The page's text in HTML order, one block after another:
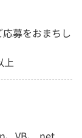
募をおまちし
上